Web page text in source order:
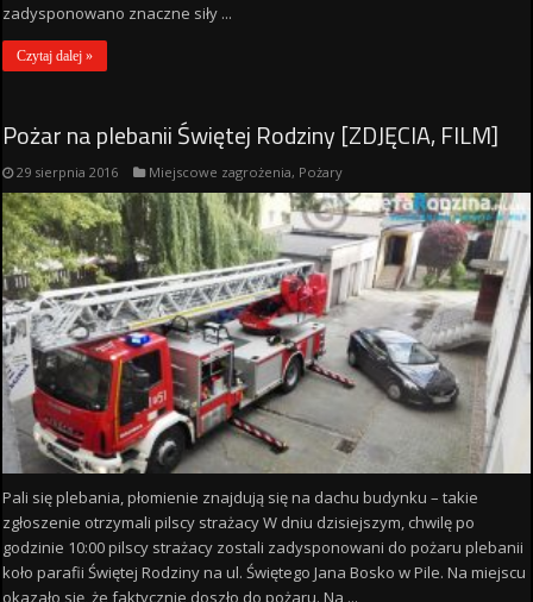
zadysponowano znaczne siły ...
Czytaj dalej »
Pożar na plebanii Świętej Rodziny [ZDJĘCIA, FILM]
29 sierpnia 2016 Miejscowe zagrożenia, Pożary
Pali się plebania, płomienie znajdują się na dachu budynku – takie
zgłoszenie otrzymali pilscy strażacy W dniu dzisiejszym, chwilę po
godzinie 10:00 pilscy strażacy zostali zadysponowani do pożaru plebanii
koło parafii Świętej Rodziny na ul. Świętego Jana Bosko w Pile. Na miejscu
okazało się, że faktycznie doszło do pożaru. Na ...